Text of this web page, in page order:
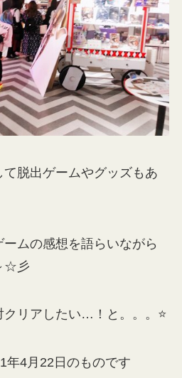
脱出ゲームやグッズもあ
ムの感想を語らいながら
☆彡
リアしたい…！と。。。⭐
4月22日のものです